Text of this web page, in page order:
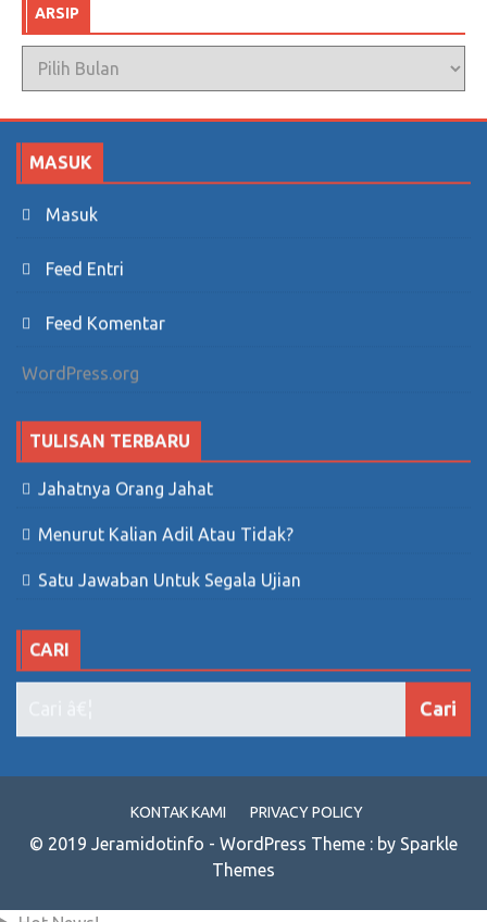
ARSIP
Arsip
MASUK
Masuk
Feed Entri
Feed Komentar
WordPress.org
TULISAN TERBARU
Jahatnya Orang Jahat
Menurut Kalian Adil Atau Tidak?
Satu Jawaban Untuk Segala Ujian
CARI
KONTAK KAMI PRIVACY POLICY
© 2019 Jeramidotinfo - WordPress Theme : by Sparkle
Themes